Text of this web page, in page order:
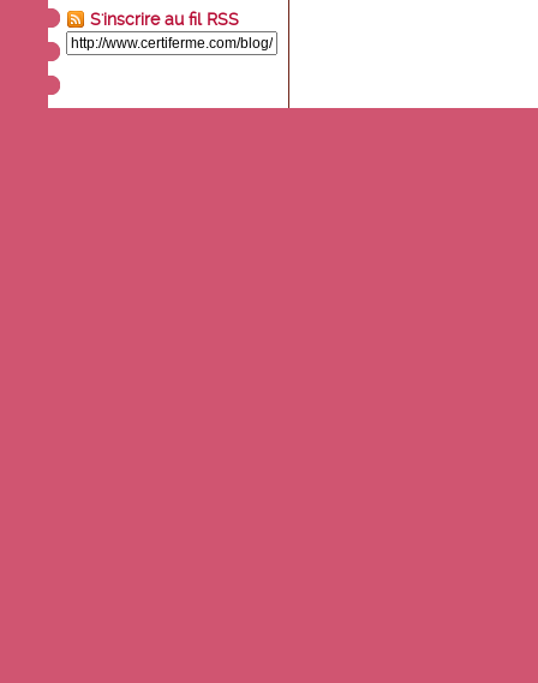
S'inscrire au fil RSS